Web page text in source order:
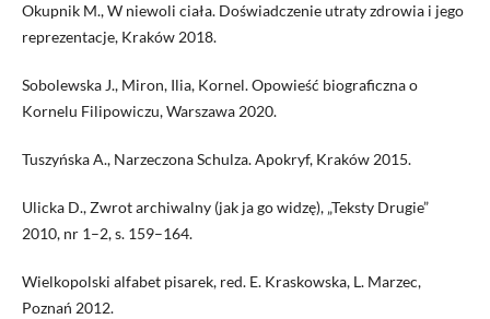
Okupnik M., W niewoli ciała. Doświadczenie utraty zdrowia i jego
reprezentacje, Kraków 2018.
Sobolewska J., Miron, Ilia, Kornel. Opowieść biograficzna o
Kornelu Filipowiczu, Warszawa 2020.
Tuszyńska A., Narzeczona Schulza. Apokryf, Kraków 2015.
Ulicka D., Zwrot archiwalny (jak ja go widzę), „Teksty Drugie”
2010, nr 1–2, s. 159–164.
Wielkopolski alfabet pisarek, red. E. Kraskowska, L. Marzec,
Poznań 2012.